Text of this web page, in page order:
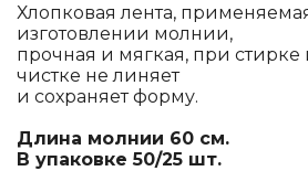
Хлопковая лента,
изготовлении молнии,
прочная и мягкая, при
чистке не линяет
и сохраняет форму.
Длина молнии 60 см.
В упаковке 50/25 шт.